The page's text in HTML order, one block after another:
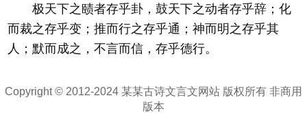
极天下之赜者存乎卦，鼓天下之动者存乎辞；化
而裁之存乎变；推而行之存乎通；神而明之存乎其
人；默而成之，不言而信，存乎德行。
Copyright © 2012-2024 某某古诗文言文网站 版权所有 非商用
版本